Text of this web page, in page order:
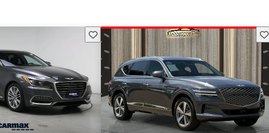
Guarda este Aviso